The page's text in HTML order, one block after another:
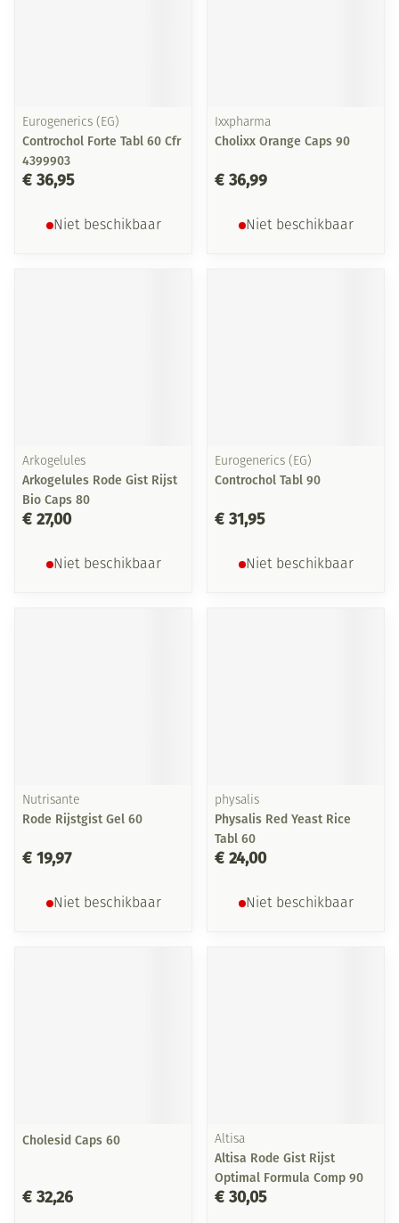
Eurogenerics (EG)
Controchol Forte Tabl 60 Cfr
4399903
€ 36,95
Niet beschikbaar
Ixxpharma
Cholixx Orange Caps 90
€ 36,99
Niet beschikbaar
Arkogelules
Arkogelules Rode Gist Rijst
Bio Caps 80
€ 27,00
Niet beschikbaar
Eurogenerics (EG)
Controchol Tabl 90
€ 31,95
Niet beschikbaar
Nutrisante
Rode Rijstgist Gel 60
€ 19,97
Niet beschikbaar
physalis
Physalis Red Yeast Rice
Tabl 60
€ 24,00
Niet beschikbaar
Cholesid Caps 60
€ 32,26
Altisa
Altisa Rode Gist Rijst
Optimal Formula Comp 90
€ 30,05